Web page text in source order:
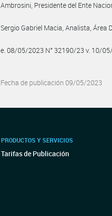
Ambrosini, Presidente del Ente
Sergio Gabriel Macia, Analista, Área
e. 08/05/2023 N° 32190/23 v. 10/
Fecha de publicación 09/05/2023
PRODUCTOS Y SERVICIOS
Tarifas de Publicación